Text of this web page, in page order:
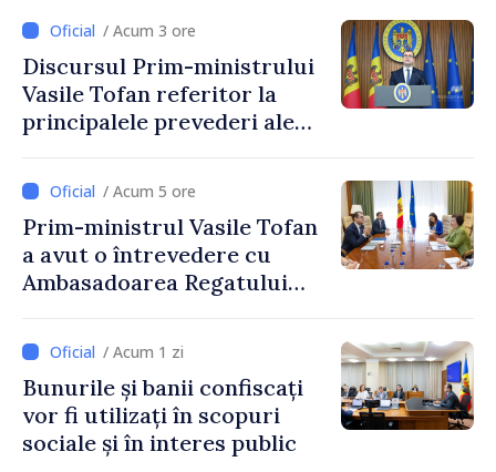
stimularea investițiilor și o
taxare mai echitabilă
/ Acum 3 ore
Discursul Prim-ministrului
Vasile Tofan referitor la
principalele prevederi ale
2027
/ Acum 5 ore
Prim-ministrul Vasile Tofan
a avut o întrevedere cu
Ambasadoarea Regatului
Irlandei de Nord, Fern
Horine / Acum 1 zi
Bunurile și banii confiscați
vor fi utilizați în scopuri
sociale și în interes public